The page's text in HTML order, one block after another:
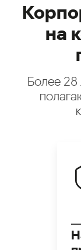
на
Более 28